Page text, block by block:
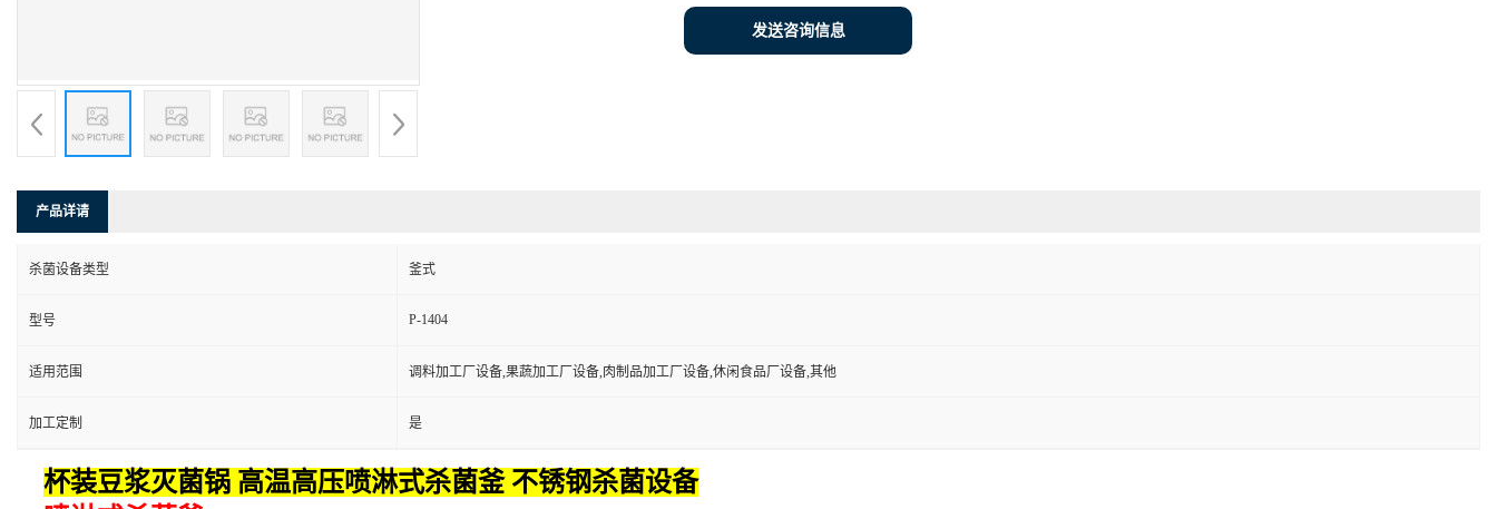
发送咨询信息
产品详请
杀菌设备类型 釜式
型号 P-1404
适用范围 调料加工厂设备,果蔬加工厂设备,肉制品加工厂设备,休闲食品厂设备,其他
加工定制 是
杯装豆浆灭菌锅 高温高压喷淋式杀菌釜 不锈钢杀菌设备